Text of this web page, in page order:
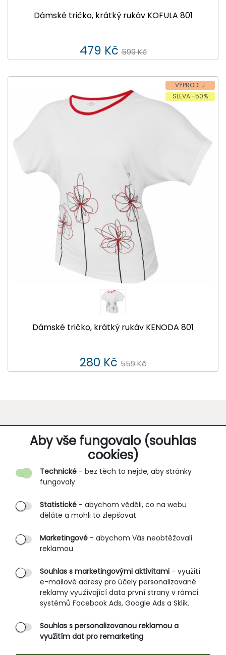
Aby vše fungovalo (souhlas
cookies)
Technické - bez těch to nejde, aby stránky
fungovaly
Statistické - abychom věděli, co na webu
děláte a mohli to zlepšovat
Marketingové - abychom Vás neobtěžovali
reklamou
Souhlas s marketingovými aktivitami - využití
e-mailové adresy pro účely personalizované
reklamy využívající data první strany v rámci
systémů Facebook Ads, Google Ads a Sklik.
Souhlas s personalizovanou reklamou a
využitím dat pro remarketing
Dámské tričko, krátký rukáv KOFULA 801
479 Kč 599 Kč
VÝPRODEJ
SLEVA -50%
Dámské tričko, krátký rukáv KENODA 801
280 Kč 559 Kč
O SPOLEČNOSTI
O nás
Partnerské prodejny
B2B vstup
PRŮVODCE NAKUPOVÁNÍM
Obchodní podmínky
Rozměrové tabulky
Způsoby doručení
Ochrana osobních údajů
SLUŽBY ZÁKAZNÍKŮM